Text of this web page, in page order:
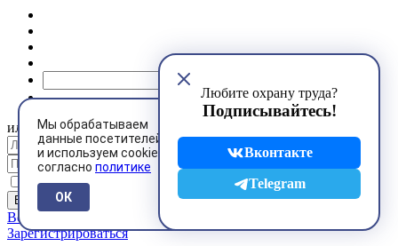
Мы обрабатываем
данные посетителей
и используем cookies
согласно политике
ОК
Любите охрану труда?
Подписывайтесь!
Вконтакте
Telegram
или
Запомнить меня
Восстановить пароль
Зарегистрироваться